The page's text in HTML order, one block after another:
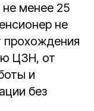
менее 25
не
прохождения
ЦЗН, от
и
без